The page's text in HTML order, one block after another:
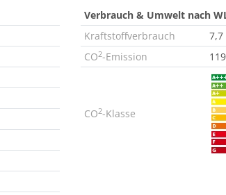
Verbrauch & Umwelt nach
Kraftstoffverbrauch
7,7
CO2-Emission
CO2-Klasse